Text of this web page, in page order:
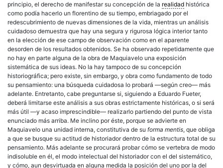
principio, el derecho de manifestar su concepción de la realidad histórica
como podía hacerlo un florentino de su tiempo, embriagado por el
redescubrimiento de nuevas dimensiones de la vida, mientras un análisis
cuidadoso demuestra que hay una segura y rigurosa lógica interior tanto
en la elección de ese campo de observación como en el aparente
desorden de los resultados obtenidos. Se ha observado repetidamente que
no hay en parte alguna de la obra de Maquiavelo una exposición
sistemática de sus ideas. No la hay tampoco de su concepción
historiográfica; pero existe, sin embargo, y obra como fundamento de todo
su pensamiento: una búsqueda cuidadosa lo probará —según creo— más
adelante. Entretanto, cabe preguntarse si, siguiendo a Eduardo Fueter,
deberá limitarse este análisis a sus obras estrictamente históricas, o si será
más útil —y acaso imprescindible— realizarlo partiendo del punto de vista
enunciado más arriba. Me inclino por éste, porque se advierte en
Maquiavelo una unidad interna, constitutiva de su forma mentis, que obliga
a que se busque su actitud de historiador dentro de la estructura total de su
pensamiento. Más adelante se procurará probar cómo se vertebra de modo
indisoluble en él, el modo intelectual del historiador con el del sistemático,
y cómo, aun desvirtuada en alguna medida la posición del uno por la del